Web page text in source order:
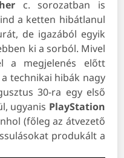
c. sorozatban is
a ketten hibátlanul
de igazából egyik
ki a sorból. Mivel
a megjelenés előtt
technikai hibák nagy
30-ra egy első
ugyanis PlayStation
(főleg az átvezető
produkált a